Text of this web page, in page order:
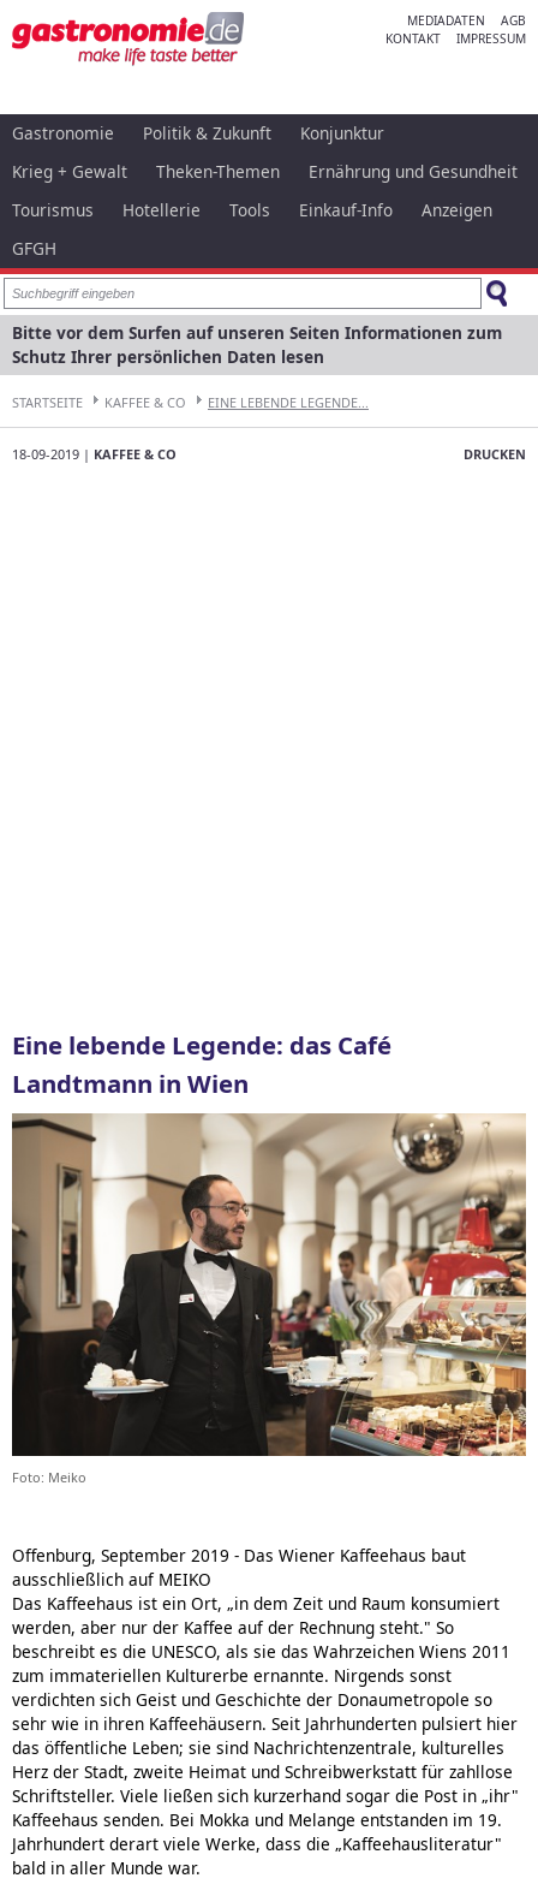
MEDIADATEN
AGB
KONTAKT
IMPRESSUM
Gastronomie Politik & Zukunft
Konjunktur
Krieg + Gewalt
Theken-Themen
Ernährung und Gesundheit
Tourismus
Hotellerie Tools Einkauf-Info
Anzeigen
GFGH
Bitte vor dem Surfen auf unseren Seiten Informationen zum
Schutz Ihrer persönlichen Daten lesen
STARTSEITE KAFFEE & CO EINE LEBENDE LEGENDE...
DRUCKEN
18-09-2019 | KAFFEE & CO
Eine lebende Legende: das Café
Landtmann in Wien
Foto: Meiko
Offenburg, September 2019 - Das Wiener Kaffeehaus baut
ausschließlich auf MEIKO
Das Kaffeehaus ist ein Ort, „in dem Zeit und Raum konsumiert
werden, aber nur der Kaffee auf der Rechnung steht." So
beschreibt es die UNESCO, als sie das Wahrzeichen Wiens 2011
zum immateriellen Kulturerbe ernannte. Nirgends sonst
verdichten sich Geist und Geschichte der Donaumetropole so
sehr wie in ihren Kaffeehäusern. Seit Jahrhunderten pulsiert hier
das öffentliche Leben; sie sind Nachrichtenzentrale, kulturelles
Herz der Stadt, zweite Heimat und Schreibwerkstatt für zahllose
Schriftsteller. Viele ließen sich kurzerhand sogar die Post in „ihr"
Kaffeehaus senden. Bei Mokka und Melange entstanden im 19.
Jahrhundert derart viele Werke, dass die „Kaffeehausliteratur"
bald in aller Munde war.